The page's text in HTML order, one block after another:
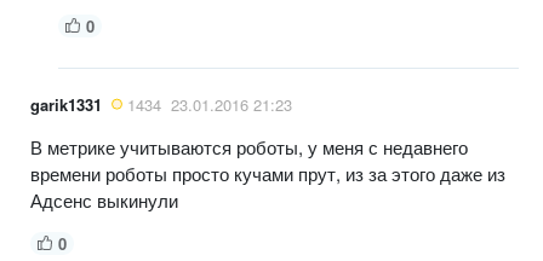
0
garik1331 1434 23.01.2016 21:23
В метрике учитываются роботы, у меня с недавнего
времени роботы просто кучами прут, из за этого даже из
Адсенс выкинули
0